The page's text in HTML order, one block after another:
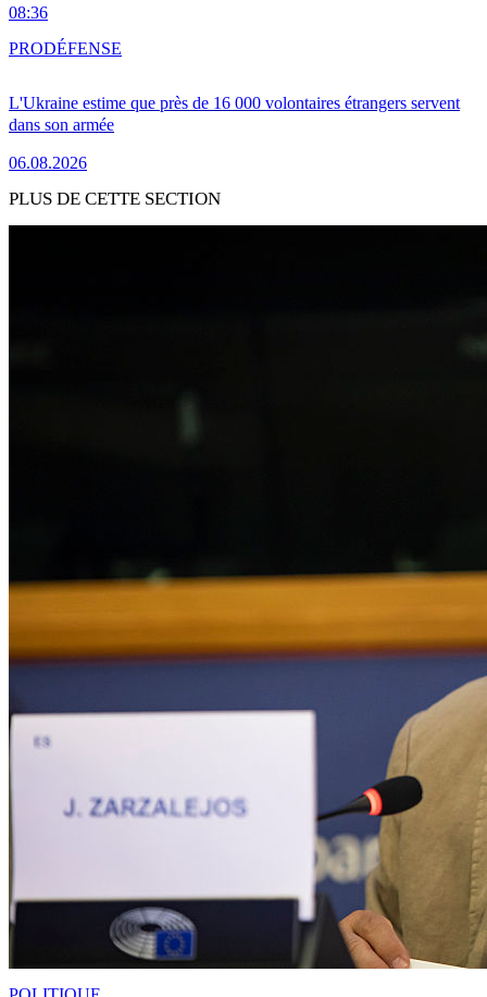
08:36
L'Ukraine estime que près de 16 000 volontaires étrangers servent
dans son armée
06.08.2026
PRODÉFENSE
PLUS DE CETTE SECTION